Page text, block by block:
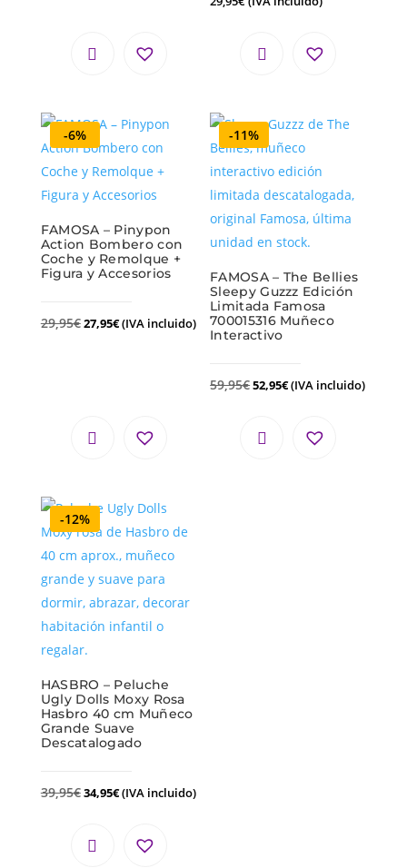
-6%
FAMOSA – Pinypon
Action Bombero con
Coche y Remolque +
Figura y Accesorios
29,95€27,95€(IVA incluido)
-11%
FAMOSA – The Bellies
Sleepy Guzzz Edición
Limitada Famosa
700015316 Muñeco
Interactivo
59,95€52,95€(IVA incluido)
-12%
HASBRO – Peluche
Ugly Dolls Moxy Rosa
Hasbro 40 cm Muñeco
Grande Suave
Descatalogado
39,95€34,95€(IVA incluido)